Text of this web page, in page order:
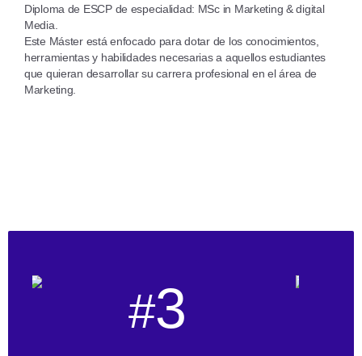
Diploma de ESCP de especialidad: MSc in Marketing & digital
Media.
Este Máster está enfocado para dotar de los conocimientos,
herramientas y habilidades necesarias a aquellos estudiantes
que quieran desarrollar su carrera profesional en el área de
Marketing.
#3